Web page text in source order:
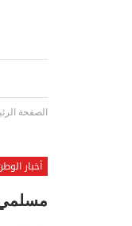
الصفحة
أخبار
مسلمي